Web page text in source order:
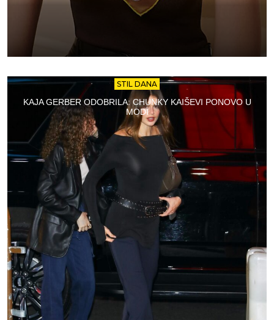
STIL DANA
KAJA GERBER ODOBRILA: CHUNKY KAIŠEVI PONOVO U
MODI